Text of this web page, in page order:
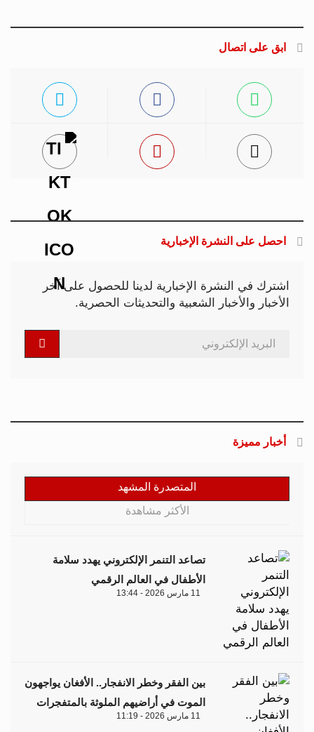
ابق على اتصال
احصل على النشرة الإخبارية
اشترك في النشرة الإخبارية لدينا للحصول على آخر
الأخبار والأخبار الشعبية والتحديثات الحصرية.
أخبار مميزة
المتصدرة المشهد
الأكثر مشاهدة
تصاعد التنمر الإلكتروني يهدد سلامة
الأطفال في العالم الرقمي
11 مارس 2026 - 13:44
بين الفقر وخطر الانفجار.. الأفغان يواجهون
الموت في أراضيهم الملوثة بالمتفجرات
11 مارس 2026 - 11:19